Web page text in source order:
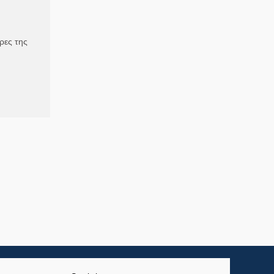
της